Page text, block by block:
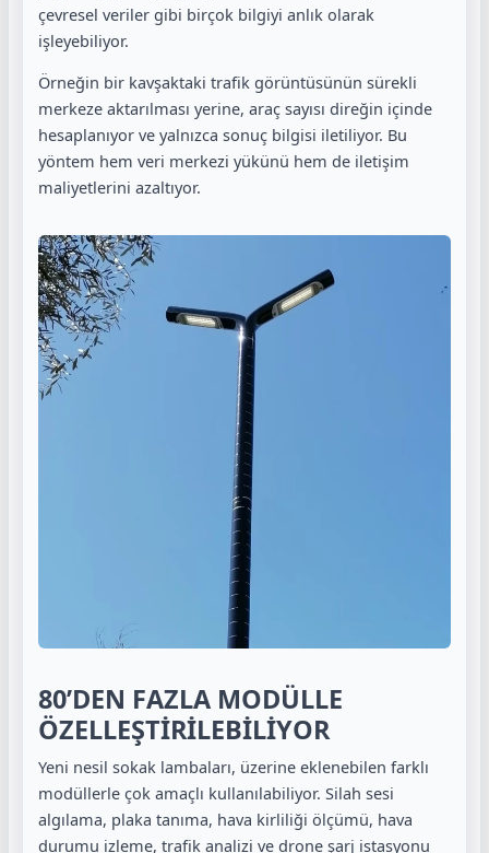
çevresel veriler gibi birçok bilgiyi anlık olarak
işleyebiliyor.
Örneğin bir kavşaktaki trafik görüntüsünün sürekli
merkeze aktarılması yerine, araç sayısı direğin içinde
hesaplanıyor ve yalnızca sonuç bilgisi iletiliyor. Bu
yöntem hem veri merkezi yükünü hem de iletişim
maliyetlerini azaltıyor.
80’DEN FAZLA MODÜLLE
ÖZELLEŞTİRİLEBİLİYOR
Yeni nesil sokak lambaları, üzerine eklenebilen farklı
modüllerle çok amaçlı kullanılabiliyor. Silah sesi
algılama, plaka tanıma, hava kirliliği ölçümü, hava
durumu izleme, trafik analizi ve drone şarj istasyonu